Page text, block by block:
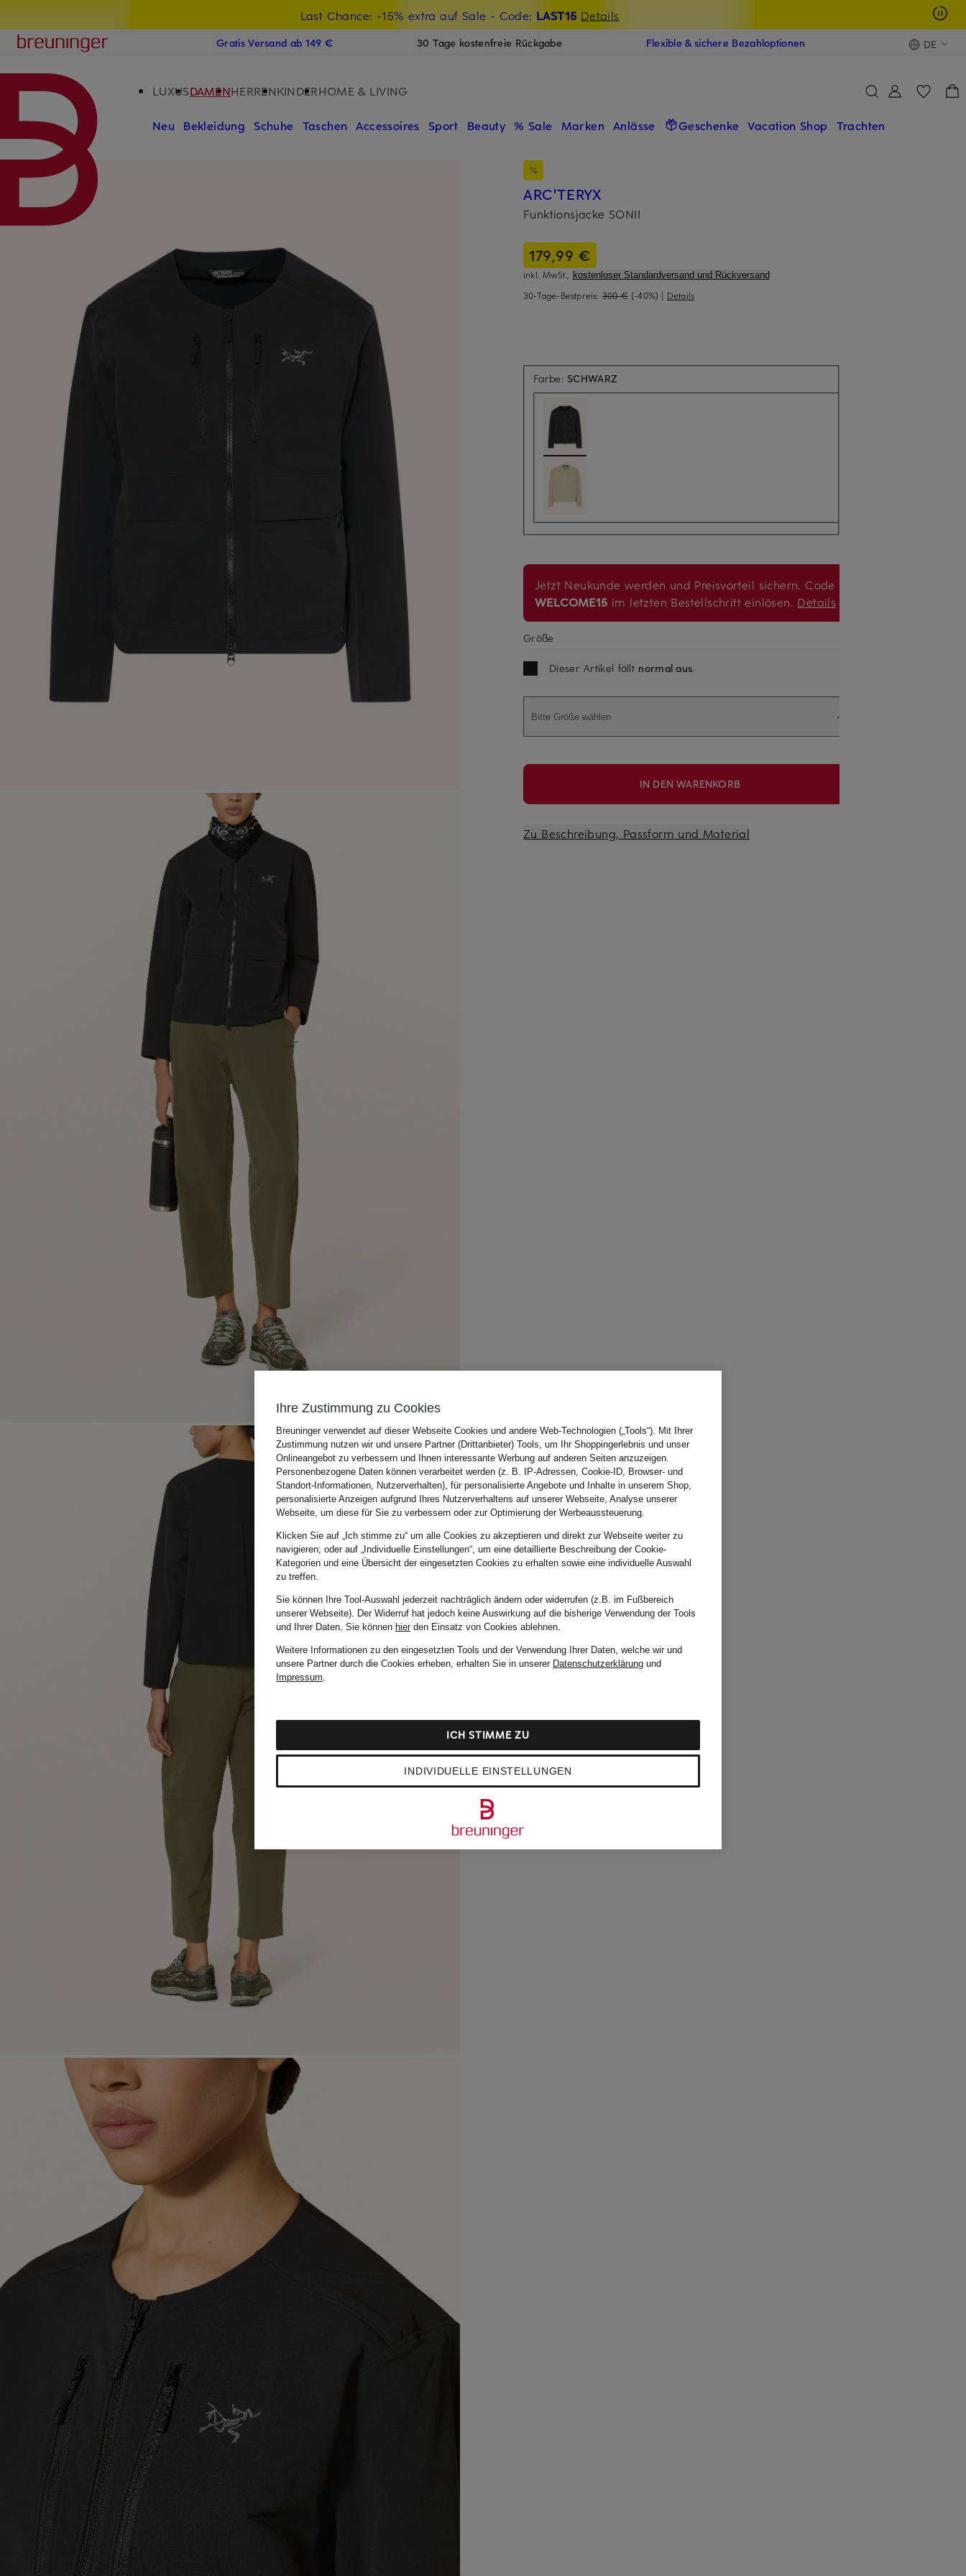
Last Chance: -15% extra auf Sale - Code: LAST15 Details
15€-Willkommensgutschein mit Beyond sichern
Breuninger
Gratis Versand ab 149 € 30 Tage kostenfreie Rückgabe Flexible & sichere Bezahloptionen DE
LUXUSDAMENHERRENKINDERHOME & LIVING
Neu Bekleidung Schuhe Taschen Accessoires Sport Beauty % Sale Marken Anlässe Geschenke Vacation Shop Trachten
ARC'TERYX
Funktionsjacke SONII
179,99 €
inkl. MwSt., kostenloser Standardversand und Rückversand
30-Tage-Bestpreis: 300 € (-40%) | Details
Farbe: SCHWARZ
Jetzt Neukunde werden und Preisvorteil sichern. Code
WELCOME15 im letzten Bestellschritt einlösen. Details
Größe
Dieser Artikel fällt normal aus.
Bitte Größe wählen
IN DEN WARENKORB
Zu Beschreibung, Passform und Material
Ihre Zustimmung zu Cookies
Breuninger verwendet auf dieser Webseite Cookies und andere Web-Technologien („Tools“). Mit Ihrer
Zustimmung nutzen wir und unsere Partner (Drittanbieter) Tools, um Ihr Shoppingerlebnis und unser
Onlineangebot zu verbessern und Ihnen interessante Werbung auf anderen Seiten anzuzeigen.
Personenbezogene Daten können verarbeitet werden (z. B. IP-Adressen, Cookie-ID, Browser- und
Standort-Informationen, Nutzerverhalten), für personalisierte Angebote und Inhalte in unserem Shop,
personalisierte Anzeigen aufgrund Ihres Nutzerverhaltens auf unserer Webseite, Analyse unserer
Webseite, um diese für Sie zu verbessern oder zur Optimierung der Werbeaussteuerung.
Klicken Sie auf „Ich stimme zu“ um alle Cookies zu akzeptieren und direkt zur Webseite weiter zu
navigieren; oder auf „Individuelle Einstellungen“, um eine detaillierte Beschreibung der Cookie-
Kategorien und eine Übersicht der eingesetzten Cookies zu erhalten sowie eine individuelle Auswahl
zu treffen.
Sie können Ihre Tool-Auswahl jederzeit nachträglich ändern oder widerrufen (z.B. im Fußbereich
unserer Webseite). Der Widerruf hat jedoch keine Auswirkung auf die bisherige Verwendung der Tools
und Ihrer Daten. Sie können hierden Einsatz von Cookies ablehnen.
Weitere Informationen zu den eingesetzten Tools und der Verwendung Ihrer Daten, welche wir und
unsere Partner durch die Cookies erheben, erhalten Sie in unserer Datenschutzerklärung und
Impressum.
INDIVIDUELLE EINSTELLUNGEN
ICH STIMME ZU